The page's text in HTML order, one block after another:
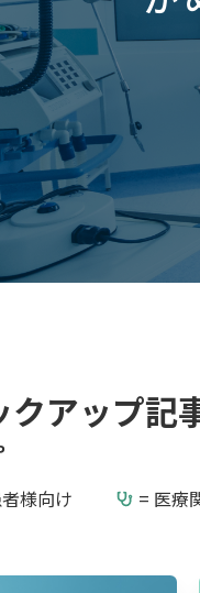
クアップ記
様向け = 医療